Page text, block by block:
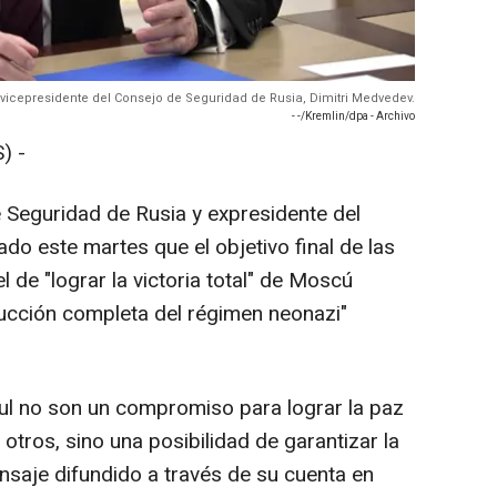
del Consejo de Seguridad de Rusia, Dimitri Medvedev.
- -/Kremlin/dpa - Archivo
-
de Rusia y expresidente del
este martes que el objetivo final de las
de "lograr la victoria total" de Moscú
completa del régimen neonazi"
no son un compromiso para lograr la paz
sino una posibilidad de garantizar la
difundido a través de su cuenta en